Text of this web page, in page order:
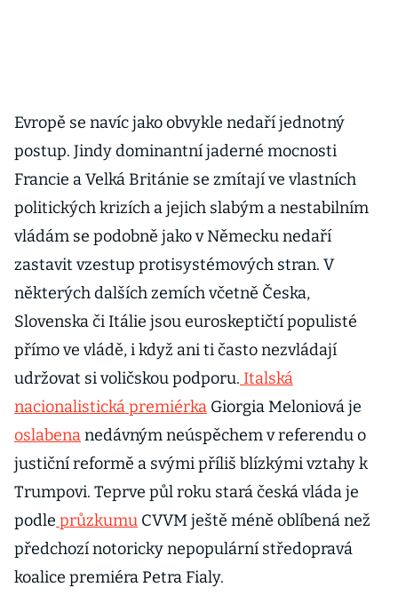
Evropě se navíc jako obvykle nedaří jednotný
postup. Jindy dominantní jaderné mocnosti
Francie a Velká Británie se zmítají ve vlastních
politických krizích a jejich slabým a nestabilním
vládám se podobně jako v Německu nedaří
zastavit vzestup protisystémových stran. V
některých dalších zemích včetně Česka,
Slovenska či Itálie jsou euroskeptičtí populisté
přímo ve vládě, i když ani ti často nezvládají
udržovat si voličskou podporu. Italská
nacionalistická premiérka Giorgia Meloniová je
oslabenanedávným neúspěchem v referendu o
justiční reformě a svými příliš blízkými vztahy k
Trumpovi. Teprve půl roku stará česká vláda je
podle průzkumu CVVM ještě méně oblíbená než
předchozí notoricky nepopulární středopravá
koalice premiéra Petra Fialy.